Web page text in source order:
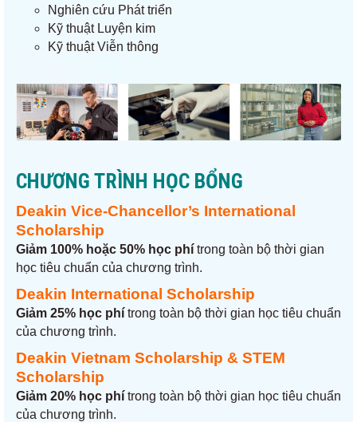
Nghiên cứu Phát triển
Kỹ thuật Luyện kim
Kỹ thuật Viễn thông
CHƯƠNG TRÌNH HỌC BỔNG
Deakin Vice-Chancellor’s International
Scholarship
Giảm 100% hoặc 50% học phí trong toàn bộ thời gian
học tiêu chuẩn của chương trình.
Deakin International Scholarship
Giảm 25% học phí trong toàn bộ thời gian học tiêu chuẩn
của chương trình.
Deakin Vietnam Scholarship & STEM
Scholarship
Giảm 20% học phí trong toàn bộ thời gian học tiêu chuẩn
của chương trình.